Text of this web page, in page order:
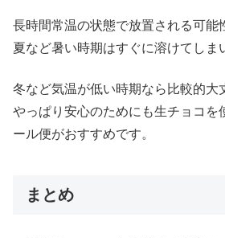
長時間常温の状態で放置される可能
夏など暑い時期はすぐに溶けてしま
冬など気温が低い時期なら比較的大
やっぱり安心のためにも生チョコを
ール便がおすすめです。
まとめ